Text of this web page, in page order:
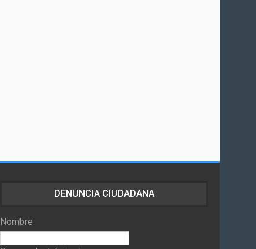
DENUNCIA CIUDADANA
Nombre